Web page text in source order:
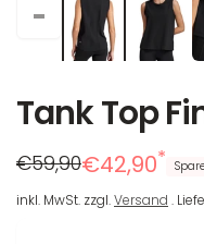
Tank Top
Regulärer
Preis
€59,90
Reduzierter
Preis
€42,90*
inkl. MwSt. zzgl.Versand .